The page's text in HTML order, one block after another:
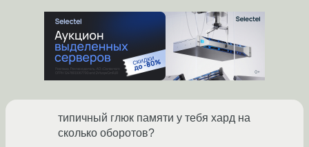
типичный глюк памяти у тебя хард на
сколько оборотов?